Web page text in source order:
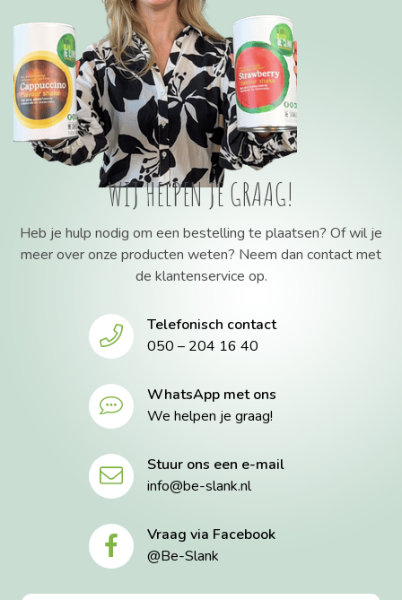
WIJ HELPEN JE GRAAG!
Heb je hulp nodig om een bestelling te plaatsen? Of wil je
meer over onze producten weten? Neem dan contact met
de klantenservice op.
Telefonisch contact
050 – 204 16 40
WhatsApp met ons
We helpen je graag!
Stuur ons een e-mail
info@be-slank.nl
Vraag via Facebook
@Be-Slank